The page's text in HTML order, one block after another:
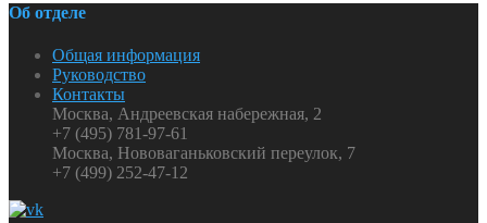
Об отделе
Общая информация
Руководство
Контакты
Москва, Андреевская набережная, 2
+7 (495) 781-97-61
Москва, Нововаганьковский переулок, 7
+7 (499) 252-47-12